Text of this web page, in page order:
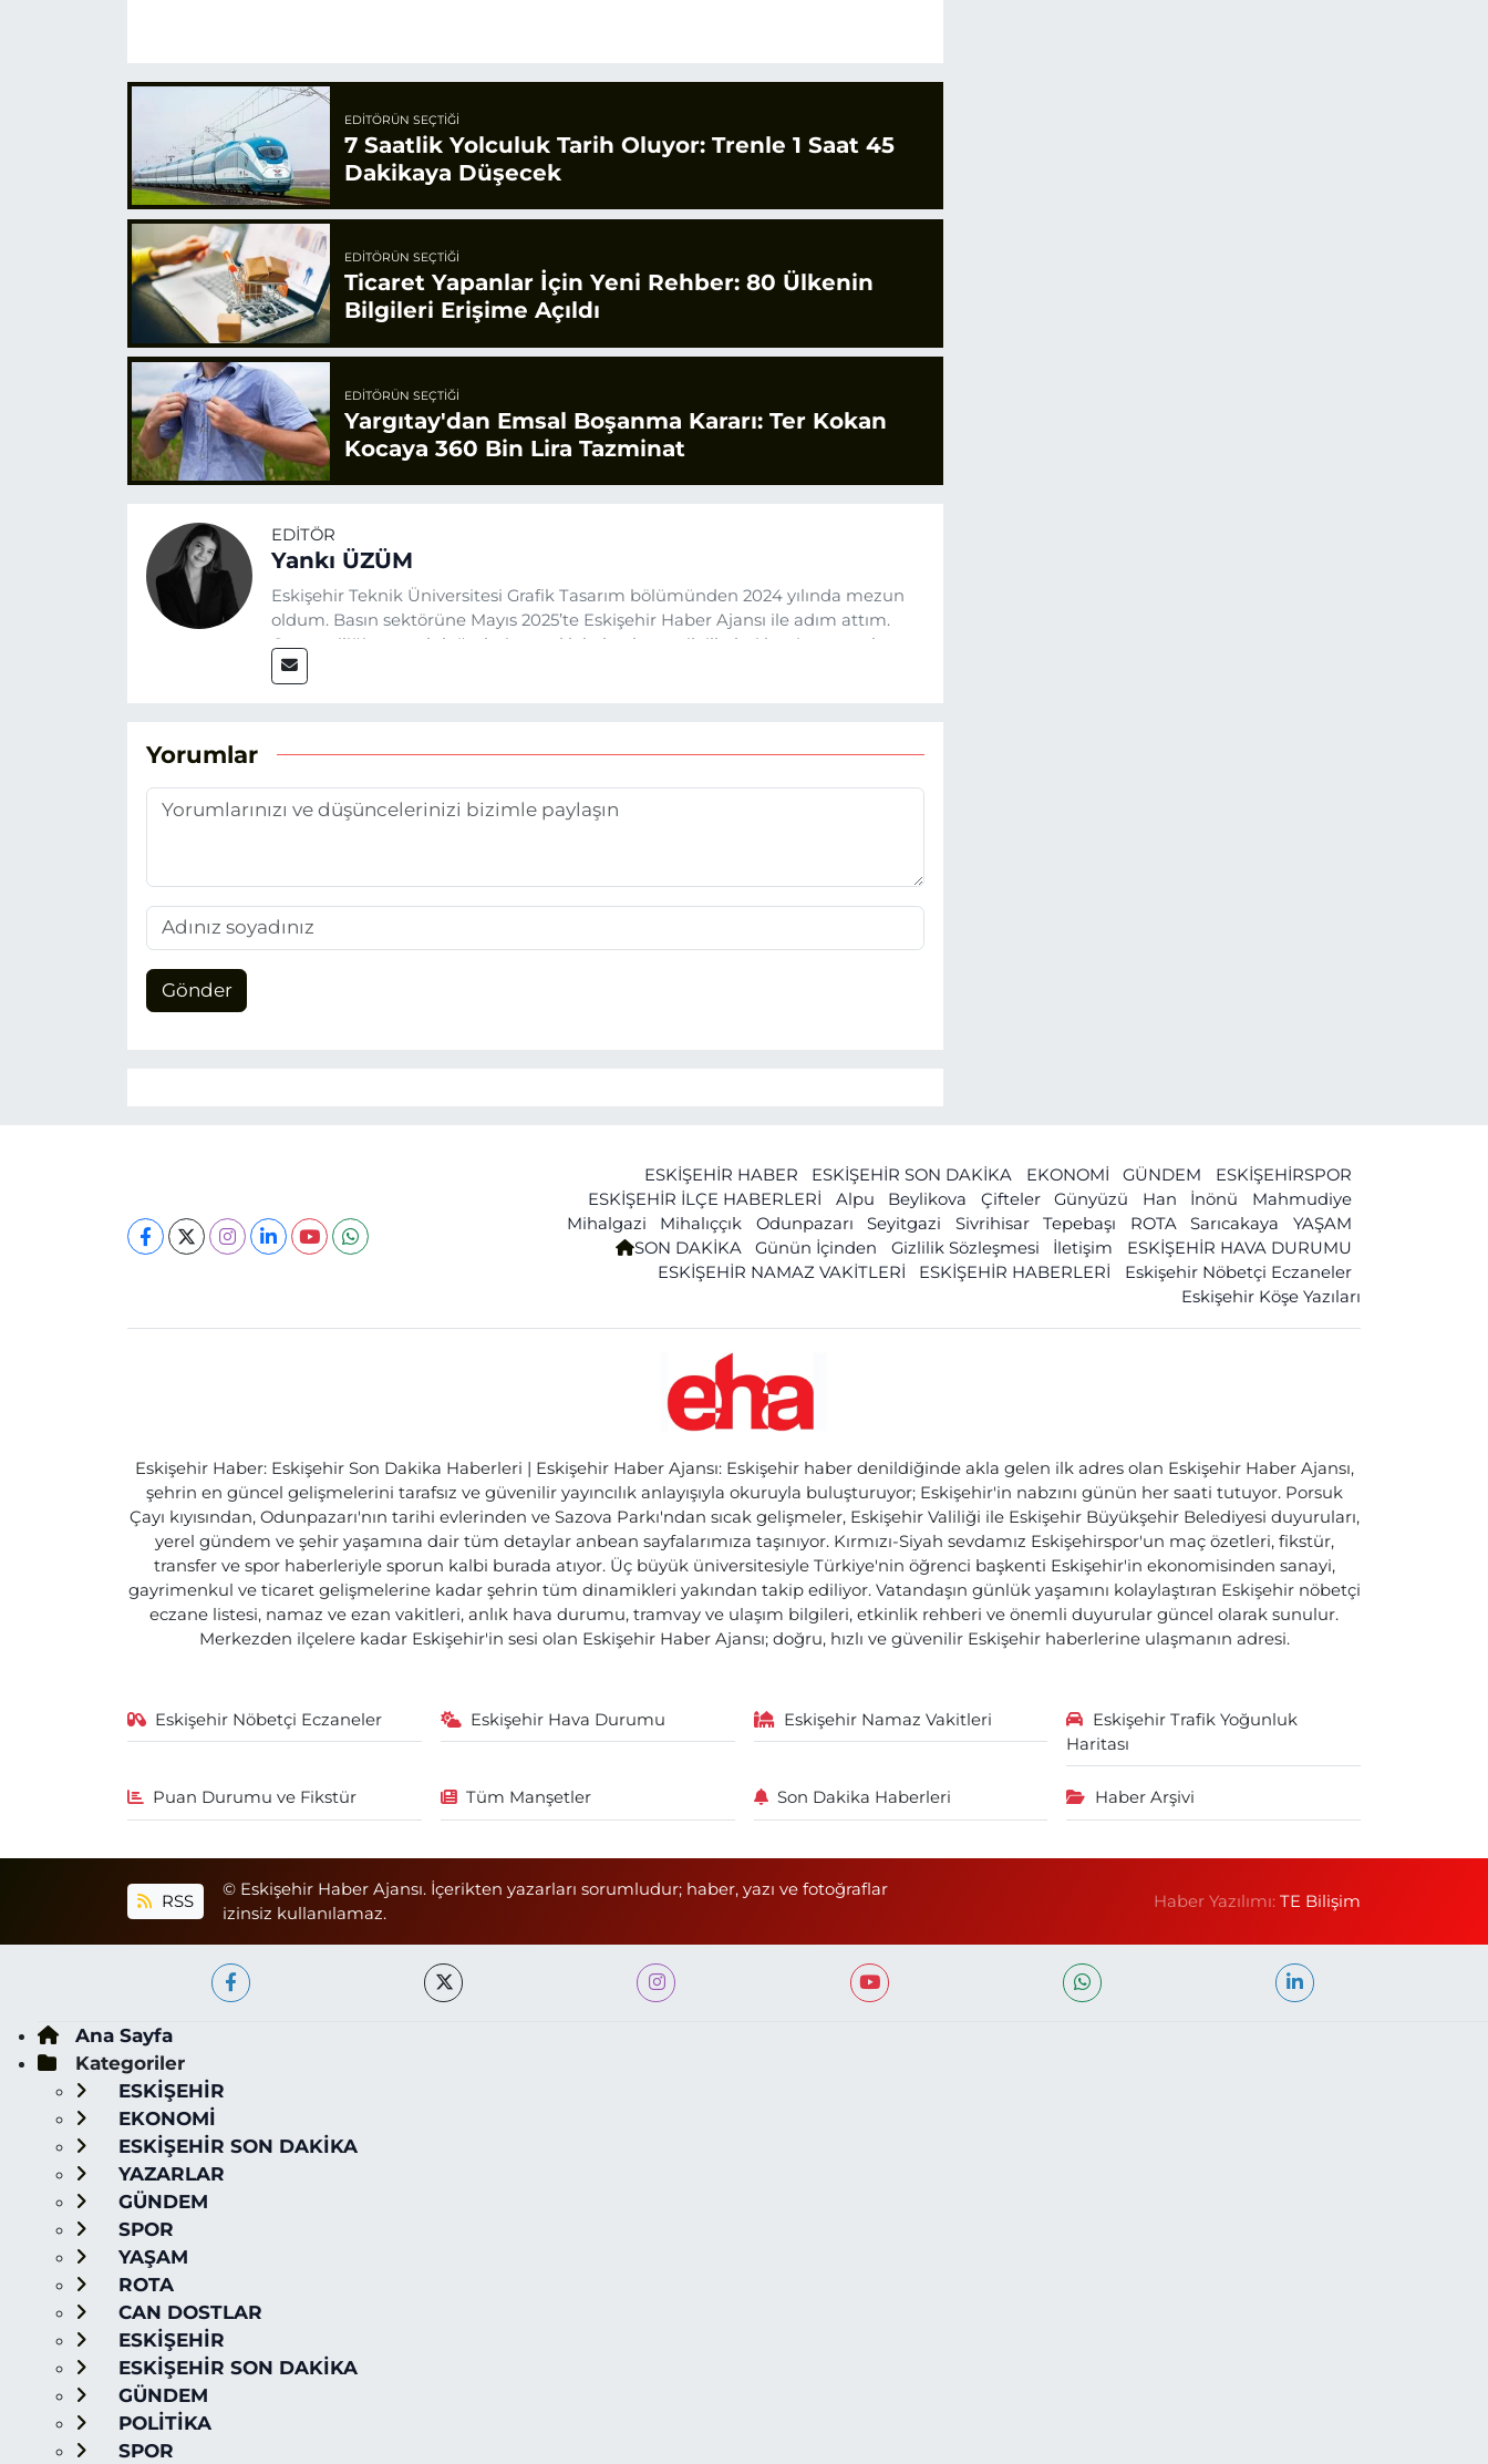
EDITÖRÜN SEÇTIĞI
7 Saatlik Yolculuk Tarih Oluyor: Trenle 1 Saat 45
Dakikaya Düşecek
EDITÖRÜN SEÇTIĞI
Ticaret Yapanlar İçin Yeni Rehber: 80 Ülkenin
Bilgileri Erişime Açıldı
EDITÖRÜN SEÇTIĞI
Yargıtay'dan Emsal Boşanma Kararı: Ter Kokan
Kocaya 360 Bin Lira Tazminat
EDITÖR
Yankı ÜZÜM
Eskişehir Teknik Üniversitesi Grafik Tasarım bölümünden 2024 yılında mezun
oldum. Basın sektörüne Mayıs 2025’te Eskişehir Haber Ajansı ile adım attım.
Gazeteciliğin temel değerlerine sadık kalarak ve etik ilkeleri benimseyerek,
Eskişehir gündemini en doğru ve sıcak şekilde takipçilerimize aktarmayı
Yorumlar
Gönder
ESKİŞEHİR HABER ESKİŞEHİR SON DAKİKA EKONOMİ GÜNDEM
ESKİŞEHİRSPOR
ESKİŞEHİR İLÇE HABERLERİ
Alpu Beylikova Çifteler Günyüzü Han İnönü
Mahmudiye
Mihalgazi
Mihalıççık Odunpazarı Seyitgazi Sivrihisar Tepebaşı ROTA Sarıcakaya
YAŞAM
SON DAKİKA
Günün İçinden Gizlilik Sözleşmesi İletişim
ESKİŞEHİR HAVA DURUMU
ESKİŞEHİR NAMAZ VAKİTLERİ
ESKİŞEHİR HABERLERİ
Eskişehir Nöbetçi Eczaneler
Eskişehir Köşe Yazıları
Eskişehir Haber: Eskişehir Son Dakika Haberleri | Eskişehir Haber Ajansı: Eskişehir haber denildiğinde akla gelen ilk adres olan Eskişehir Haber Ajansı,
şehrin en güncel gelişmelerini tarafsız ve güvenilir yayıncılık anlayışıyla okuruyla buluşturuyor; Eskişehir'in nabzını günün her saati tutuyor. Porsuk
Çayı kıyısından, Odunpazarı'nın tarihi evlerinden ve Sazova Parkı'ndan sıcak gelişmeler, Eskişehir Valiliği ile Eskişehir Büyükşehir Belediyesi duyuruları,
yerel gündem ve şehir yaşamına dair tüm detaylar anbean sayfalarımıza taşınıyor. Kırmızı-Siyah sevdamız Eskişehirspor'un maç özetleri, fikstür,
transfer ve spor haberleriyle sporun kalbi burada atıyor. Üç büyük üniversitesiyle Türkiye'nin öğrenci başkenti Eskişehir'in ekonomisinden sanayi,
gayrimenkul ve ticaret gelişmelerine kadar şehrin tüm dinamikleri yakından takip ediliyor. Vatandaşın günlük yaşamını kolaylaştıran Eskişehir nöbetçi
eczane listesi, namaz ve ezan vakitleri, anlık hava durumu, tramvay ve ulaşım bilgileri, etkinlik rehberi ve önemli duyurular güncel olarak sunulur.
Merkezden ilçelere kadar Eskişehir'in sesi olan Eskişehir Haber Ajansı; doğru, hızlı ve güvenilir Eskişehir haberlerine ulaşmanın adresi.
Eskişehir Nöbetçi Eczaneler Eskişehir Hava Durumu Eskişehir Namaz Vakitleri
Eskişehir Trafik Yoğunluk
Haritası
Puan Durumu ve Fikstür Tüm Manşetler Son Dakika Haberleri Haber Arşivi
RSS
© Eskişehir Haber Ajansı. İçerikten yazarları sorumludur; haber, yazı ve fotoğraflar
izinsiz kullanılamaz.
Haber Yazılımı:TE Bilişim
Ana Sayfa
Kategoriler
ESKİŞEHİR
EKONOMİ
ESKİŞEHİR SON DAKİKA
YAZARLAR
GÜNDEM
SPOR
YAŞAM
ROTA
CAN DOSTLAR
ESKİŞEHİR
ESKİŞEHİR SON DAKİKA
GÜNDEM
POLİTİKA
SPOR